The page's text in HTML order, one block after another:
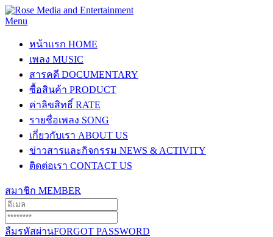
Menu
หน้าแรก HOME
เพลง MUSIC
สารคดี DOCUMENTARY
ซื้อสินค้า PRODUCT
ค่าลิขสิทธิ์ RATE
รายชื่อเพลง SONG
เกี่ยวกับเรา ABOUT US
ข่าวสารและกิจกรรม NEWS & ACTIVITY
ติดต่อเรา CONTACT US
สมาชิก MEMBER
ลืมรหัสผ่านFORGOT PASSWORD